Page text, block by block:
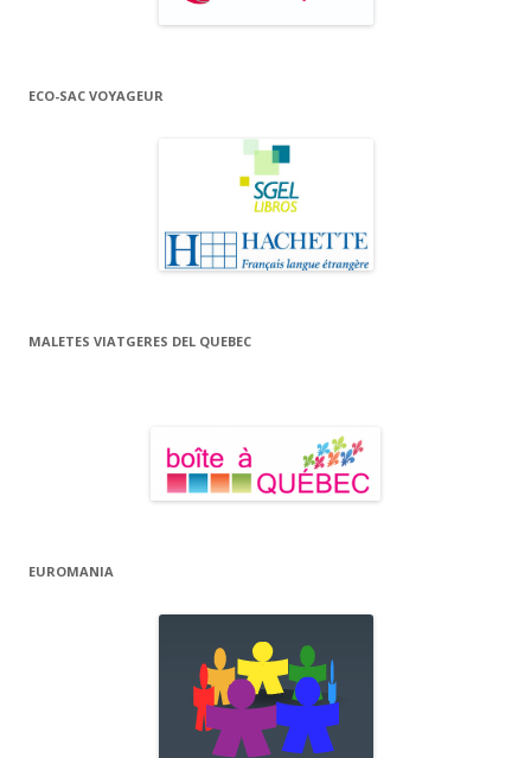
ECO-SAC VOYAGEUR
MALETES VIATGERES DEL QUEBEC
EUROMANIA